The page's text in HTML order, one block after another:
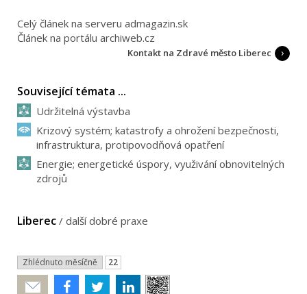
Celý článek na serveru admagazin.sk
Článek na portálu archiweb.cz
Kontakt na Zdravé město Liberec
Související témata ...
Udržitelná výstavba
Krizový systém; katastrofy a ohrožení bezpečnosti,
infrastruktura, protipovodňová opatření
Energie; energetické úspory, využivání obnovitelných
zdrojů
Liberec / další dobré praxe
Zhlédnuto měsíčně 22
Poslat